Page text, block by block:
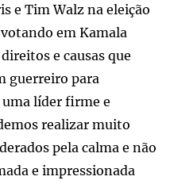
e Tim Walz na eleição
em Kamala
e causas que
guerreiro para
líder firme e
realizar muito
pela calma e não
e impressionada